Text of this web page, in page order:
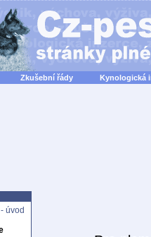
Zkušební řády Kynologická
úvod